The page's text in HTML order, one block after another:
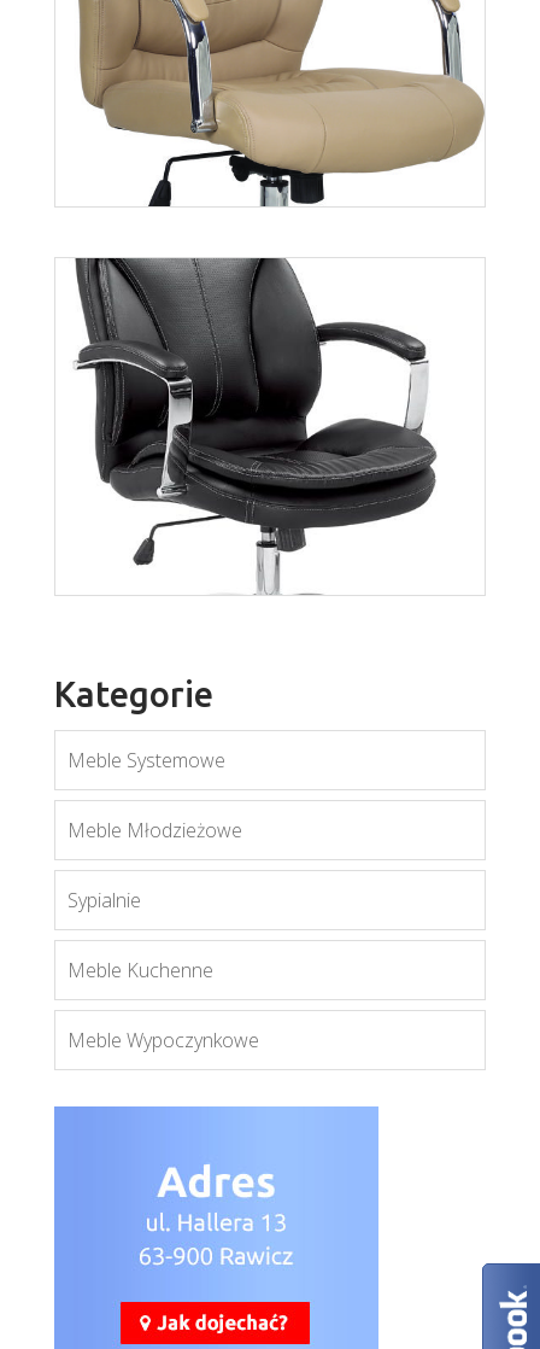
Fisher
Więcej
Algos
Więcej
Leon
Kategorie
Meble Systemowe
Meble Młodzieżowe
Sypialnie
Meble Kuchenne
Meble Wypoczynkowe